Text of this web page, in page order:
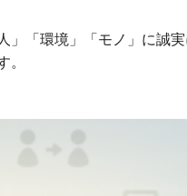
」「環境」「モノ」に誠
。